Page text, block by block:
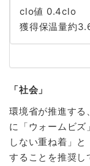
clo値 0.4clo
獲得保温量約
「社会」
環境省が推進する
に「ウォームビ
しない重ね着」
することを推奨